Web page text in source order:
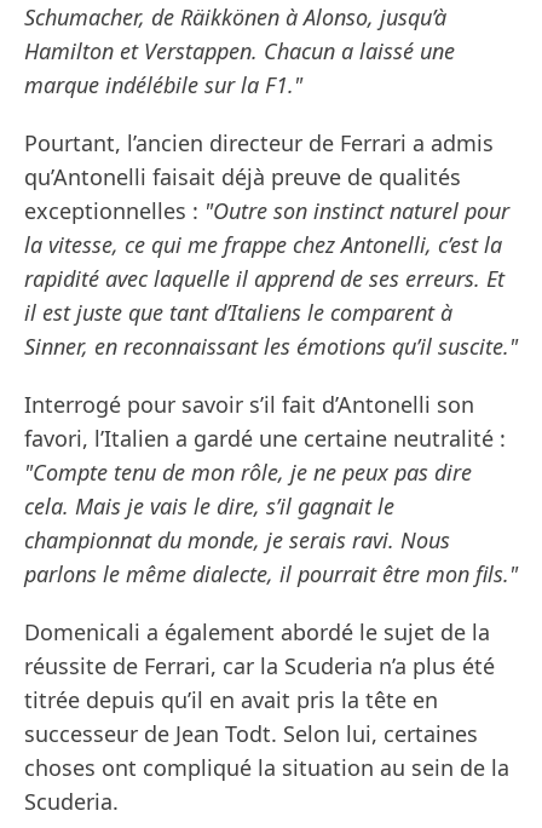
Schumacher, de Räikkönen à Alonso, jusqu’à
Hamilton et Verstappen. Chacun a laissé une
marque indélébile sur la F1."
Pourtant, l’ancien directeur de Ferrari a admis
qu’Antonelli faisait déjà preuve de qualités
exceptionnelles : "Outre son instinct naturel pour
la vitesse, ce qui me frappe chez Antonelli, c’est la
rapidité avec laquelle il apprend de ses erreurs. Et
il est juste que tant d’Italiens le comparent à
Sinner, en reconnaissant les émotions qu’il suscite."
Interrogé pour savoir s’il fait d’Antonelli son
favori, l’Italien a gardé une certaine neutralité :
"Compte tenu de mon rôle, je ne peux pas dire
cela. Mais je vais le dire, s’il gagnait le
championnat du monde, je serais ravi. Nous
parlons le même dialecte, il pourrait être mon fils."
Domenicali a également abordé le sujet de la
réussite de Ferrari, car la Scuderia n’a plus été
titrée depuis qu’il en avait pris la tête en
successeur de Jean Todt. Selon lui, certaines
choses ont compliqué la situation au sein de la
Scuderia.